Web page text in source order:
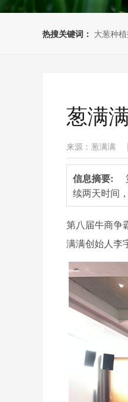
热搜关键词： 大葱种
葱满
来源：葱满满 |
信息摘要:
续两天时间
第八届牛商争
满满创始人李